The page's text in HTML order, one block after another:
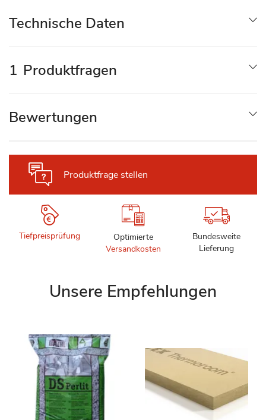
Produktfrage stellen
Tiefpreisprüfung
Optimierte
Versandkosten
Bundesweite
Lieferung
Technische Daten
1 Produktfragen
Bewertungen
Unsere Empfehlungen